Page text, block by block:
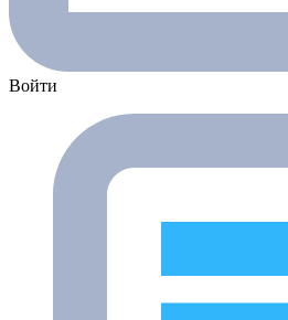
Войти